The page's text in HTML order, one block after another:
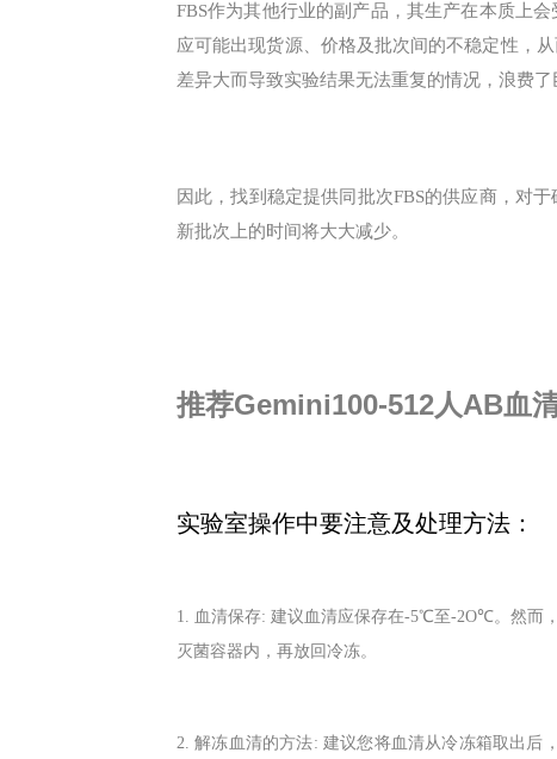
FBS作为其他行业的副产品，其生产在本质上
应可能出现货源、价格及批次间的不稳定性，
差异大而导致实验结果无法重复的情况，浪费了
因此，找到稳定提供同批次FBS的供应商，对
新批次上的时间将大大减少。
推荐Gemini100-512人AB血
实验室操作中要注意及处理方法：
1. 血清保存: 建议血清应保存在-5℃至-2O℃。然而
灭菌容器内，再放回冷冻。
2. 解冻血清的方法: 建议您将血清从冷冻箱取出后